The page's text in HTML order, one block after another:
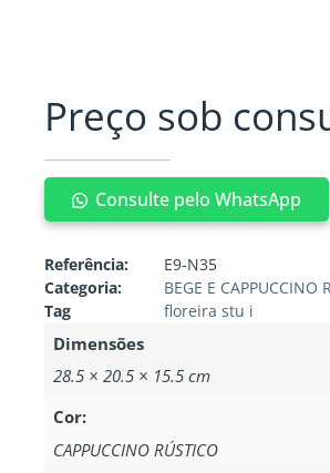
Preço sob
Consulte pelo WhatsApp
Referência:
E9-N35
Categoria:
BEGE E CAPPUCCINO
Tag
floreira stu i
Dimensões
28.5 × 20.5 × 15.5 cm
Cor:
CAPPUCCINO RÚSTICO